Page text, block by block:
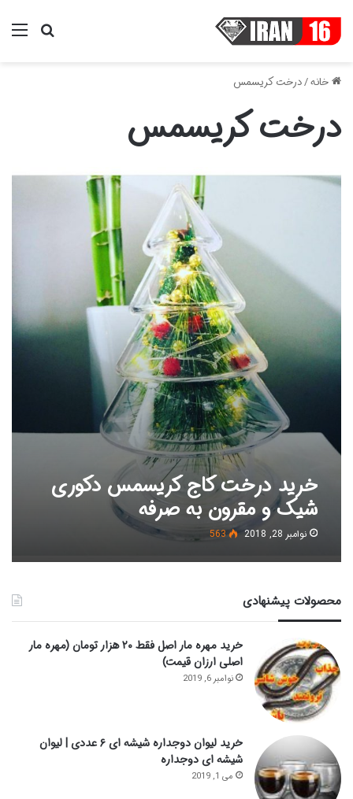
خانه/درخت کریسمس
درخت کریسمس
خرید درخت کاج کریسمس دکوری
شیک و مقرون به صرفه
نوامبر 28, 2018 563
محصولات پیشنهادی
خرید مهره مار اصل فقط ۲۰ هزار تومان (مهره مار
اصلی ارزان قیمت)
نوامبر 6, 2019
خرید لیوان دوجداره شیشه ای ۶ عددی | لیوان
شیشه ای دوجداره
می 1, 2019